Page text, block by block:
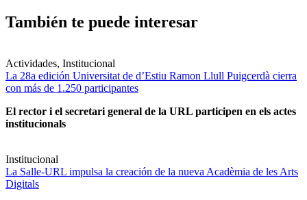
También te puede interesar
Actividades, Institucional
La 28a edición Universitat de d’Estiu Ramon Llull Puigcerdà cierra
con más de 1.250 participantes
El rector i el secretari general de la URL participen en els actes
institucionals
Institucional
La Salle-URL impulsa la creación de la nueva Acadèmia de les Arts
Digitals